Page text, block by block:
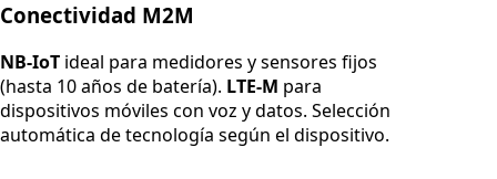
Conectividad M2M
NB-IoT ideal para medidores y sensores fijos
(hasta 10 años de batería). LTE-M para
dispositivos móviles con voz y datos. Selección
automática de tecnología según el dispositivo.